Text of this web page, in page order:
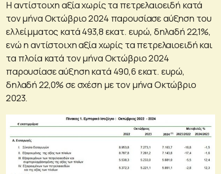
Η αντίστοιχη αξία χωρίς τα πετρελαιοειδή κατά
τον μήνα Οκτώβριο 2024 παρουσίασε αύξηση του
ελλείμματος κατά 493,8 εκατ. ευρώ, δηλαδή 22,1%,
ενώ η αντίστοιχη αξία χωρίς τα πετρελαιοειδή και
τα πλοία κατά τον μήνα Οκτώβριο 2024
παρουσίασε αύξηση κατά 490,6 εκατ. ευρώ,
δηλαδή 22,0% σε σχέση με τον μήνα Οκτώβριο
2023.